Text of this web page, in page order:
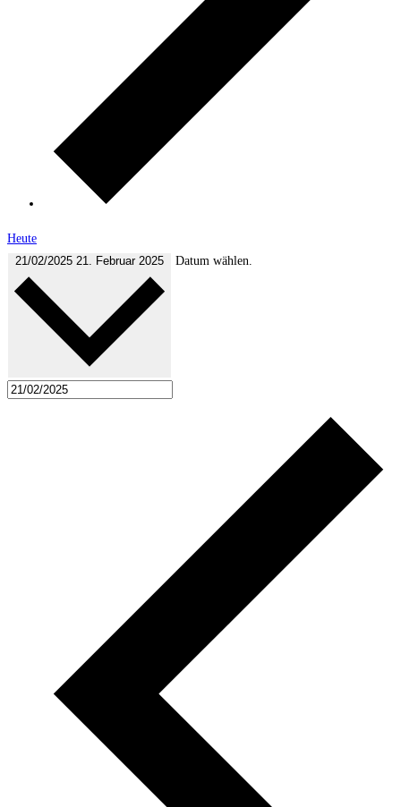
Heute
21/02/2025 21. Februar 2025 Datum wählen.